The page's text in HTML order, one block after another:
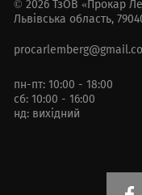
© 2026 ТзОВ «Прокар
Львівська область,
пн-пт: 10:00 - 18:00
сб: 10:00 - 16:00
нд: вихідний